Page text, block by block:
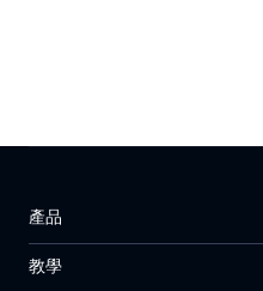
產品
教學